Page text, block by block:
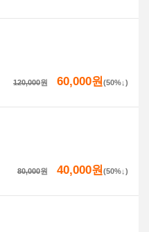
120,000원 60,000원 (50%↓)
80,000원 40,000원 (50%↓)